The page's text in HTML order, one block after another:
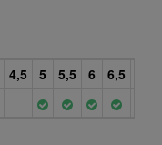
4,5 5 5,5 6 6,5